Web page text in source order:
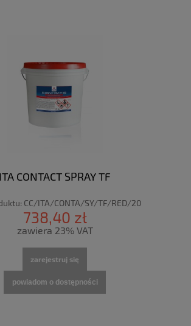
ITA CONTACT SPRAY TF
CC/ITA/CONTA/SY/TF/RED/20
738,40 zł
zawiera 23% VAT
zarejestruj się
powiadom o dostępności